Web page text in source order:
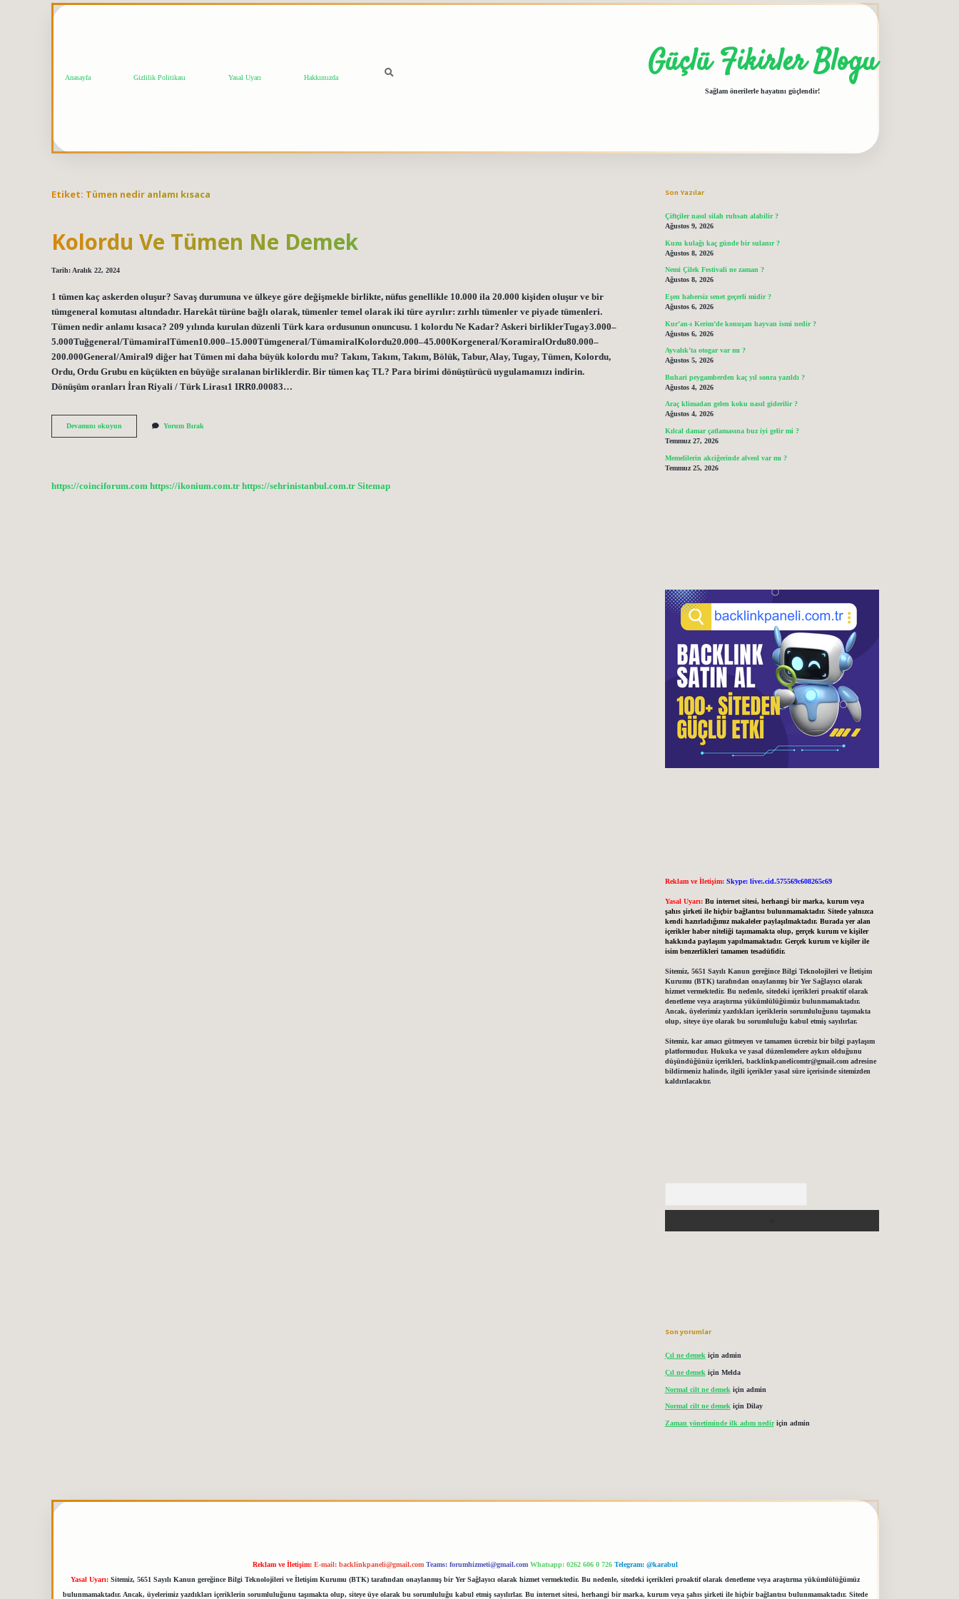
Anasayfa Gizlilik Politikası Yasal Uyarı Hakkımızda Güçlü Fikirler Blogu
Sağlam önerilerle hayatını güçlendir!
Etiket: Tümen nedir anlamı kısaca
Kolordu Ve Tümen Ne Demek
Tarih: Aralık 22, 2024
1 tümen kaç askerden oluşur? Savaş durumuna ve ülkeye göre değişmekle birlikte, nüfus genellikle 10.000 ila 20.000 kişiden oluşur ve bir
tümgeneral komutası altındadır. Harekât türüne bağlı olarak, tümenler temel olarak iki türe ayrılır: zırhlı tümenler ve piyade tümenleri.
Tümen nedir anlamı kısaca? 209 yılında kurulan düzenli Türk kara ordusunun onuncusu. 1 kolordu Ne Kadar? Askeri birliklerTugay3.000–
5.000Tuğgeneral/TümamiralTümen10.000–15.000Tümgeneral/TümamiralKolordu20.000–45.000Korgeneral/KoramiralOrdu80.000–
200.000General/Amiral9 diğer hat Tümen mi daha büyük kolordu mu? Takım, Takım, Takım, Bölük, Tabur, Alay, Tugay, Tümen, Kolordu,
Ordu, Ordu Grubu en küçükten en büyüğe sıralanan birliklerdir. Bir tümen kaç TL? Para birimi dönüştürücü uygulamamızı indirin.
Dönüşüm oranları İran Riyali / Türk Lirası1 IRR0.00083…
Devamını okuyun
Ve
Yorum Bırak
https://coinciforum.com https://ikonium.com.tr https://sehrinistanbul.com.tr Sitemap
Son Yazılar
Çiftçiler nasıl silah ruhsatı alabilir ?
Ağustos 9, 2026
Kuzu kulağı kaç günde bir sulanır ?
Ağustos 8, 2026
Nemi Çilek Festivali ne zaman ?
Ağustos 8, 2026
Eşen habersiz senet geçerli midir ?
Ağustos 6, 2026
Kur’an-ı Kerim’de konuşan hayvan ismi nedir ?
Ağustos 6, 2026
Ayvalık’ta otogar var mı ?
Ağustos 5, 2026
Buhari peygamberden kaç yıl sonra yazıldı ?
Ağustos 4, 2026
Araç klimadan gelen koku nasıl giderilir ?
Ağustos 4, 2026
Kılcal damar çatlamasına buz iyi gelir mi ?
Temmuz 27, 2026
Memelilerin akciğerinde alveol var mı ?
Temmuz 25, 2026
Reklam ve İletişim: Skype: live:.cid.575569c608265c69
Yasal Uyarı: Bu internet sitesi, herhangi bir marka, kurum veya
şahıs şirketi ile hiçbir bağlantısı bulunmamaktadır. Sitede yalnızca
kendi hazırladığımız makaleler paylaşılmaktadır. Burada yer alan
içerikler haber niteliği taşımamakta olup, gerçek kurum ve kişiler
hakkında paylaşım yapılmamaktadır. Gerçek kurum ve kişiler ile
isim benzerlikleri tamamen tesadüfidir.
Sitemiz, 5651 Sayılı Kanun gereğince Bilgi Teknolojileri ve İletişim
Kurumu (BTK) tarafından onaylanmış bir Yer Sağlayıcı olarak
hizmet vermektedir. Bu nedenle, sitedeki içerikleri proaktif olarak
denetleme veya araştırma yükümlülüğümüz bulunmamaktadır.
Ancak, üyelerimiz yazdıkları içeriklerin sorumluluğunu taşımakta
olup, siteye üye olarak bu sorumluluğu kabul etmiş sayılırlar.
Sitemiz, kar amacı gütmeyen ve tamamen ücretsiz bir bilgi paylaşım
platformudur. Hukuka ve yasal düzenlemelere aykırı olduğunu
düşündüğünüz içerikleri, backlinkpanelicomtr@gmail.comadresine
bildirmeniz halinde, ilgili içerikler yasal süre içerisinde sitemizden
kaldırılacaktır.
Son yorumlar
Çıl ne demekiçin admin
Çıl ne demek için Melda
Normal cilt ne demek için admin
Normal cilt ne demek için Dilay
Zaman yönetiminde ilk adım nediriçin admin
Reklam ve İletişim: E-mail: backlinkpaneli@gmail.com Teams: forumhizmeti@gmail.com Whatsapp: 0262 606 0 726 Telegram: @karabul
Yasal Uyarı: Sitemiz, 5651 Sayılı Kanun gereğince Bilgi Teknolojileri ve İletişim Kurumu (BTK) tarafından onaylanmış bir Yer Sağlayıcı olarak hizmet vermektedir. Bu nedenle, sitedeki içerikleri proaktif olarak denetleme veya araştırma yükümlülüğümüz
bulunmamaktadır. Ancak, üyelerimiz yazdıkları içeriklerin sorumluluğunu taşımakta olup, siteye üye olarak bu sorumluluğu kabul etmiş sayılırlar. Bu internet sitesi, herhangi bir marka, kurum veya şahıs şirketi ile hiçbir bağlantısı bulunmamaktadır. Sitede